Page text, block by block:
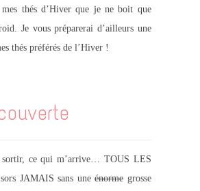
thés d’Hiver que je ne boit que
Je vous préparerai d’ailleurs une
thés préférés de l’Hiver !
sortir, ce qui m’arrive… TOUS LES
JAMAIS sans une énorme grosse